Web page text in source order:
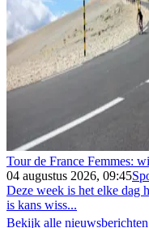
Tour de France Femmes:
04 augustus 2026, 09:45
Deze week is het elke dag
is kans wiss...
Bekijk alle nieuwsberichten